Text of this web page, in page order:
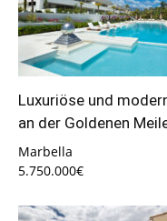
Luxuriöse und
an der Goldenen
Marbella
5.750.000€